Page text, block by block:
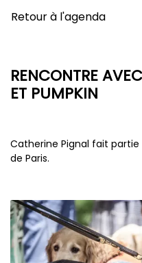
Retour à l'agenda
RENCONTRE
ET PUMPKIN
Catherine Pignal fait partie
de Paris.